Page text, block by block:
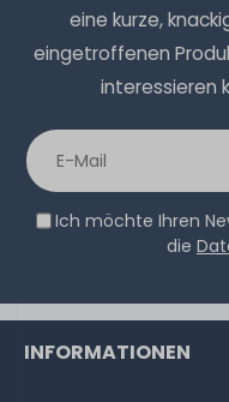
eine kurze,
eingetroffenen
interessieren
Ich möchte Ihren
die
INFORMATIONEN